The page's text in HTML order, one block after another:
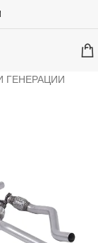
ГЕНЕРАЦИИ